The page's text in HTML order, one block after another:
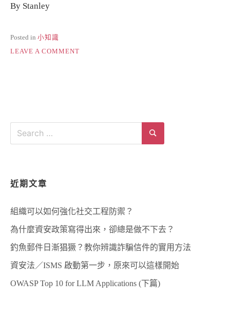
By Stanley
Posted in 小知識
LEAVE A COMMENT
COBALT
Search
Search
近期文章
組織可以如何強化社交工程防禦？
為什麼資安政策寫得出來，卻總是做不下去？
釣魚郵件日漸猖獗？教你辨識詐騙信件的實用方法
資安法／ISMS 啟動第一步，原來可以這樣開始
OWASP Top 10 for LLM Applications (下篇)